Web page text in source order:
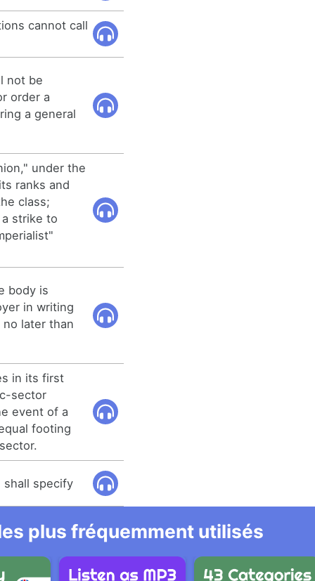
cannot call
not be
order a
a general
under the
ranks and
class;
strike to
body is
in writing
later than
in its first
sector
event of a
footing
shall specify
plus fréquemment utilisés